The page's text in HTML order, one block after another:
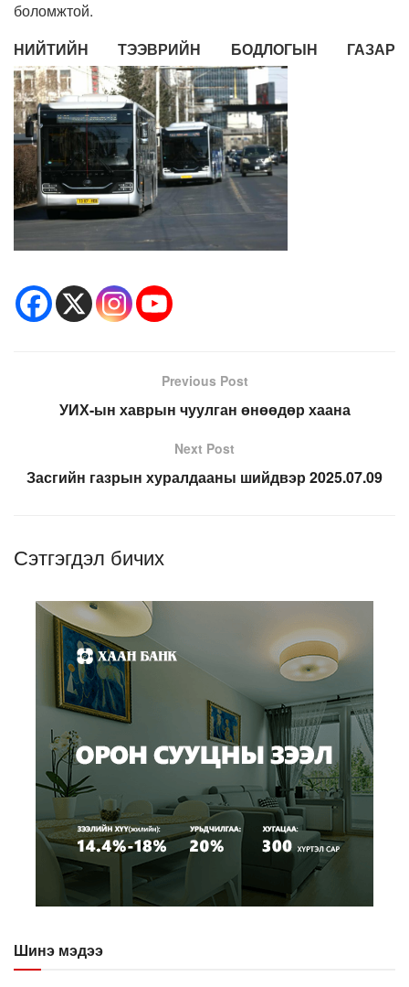
боломжтой.
НИЙТИЙН ТЭЭВРИЙН БОДЛОГЫН ГАЗАР
Previous Post
УИХ-ын хаврын чуулган өнөөдөр хаана
Next Post
Засгийн газрын хуралдааны шийдвэр 2025.07.09
Сэтгэгдэл бичих
Шинэ мэдээ